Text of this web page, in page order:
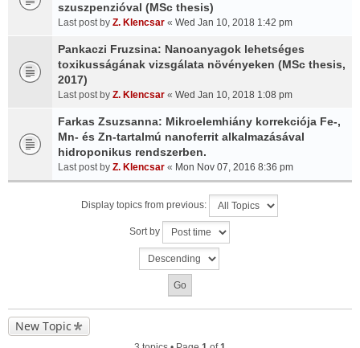
szuszpenzióval (MSc thesis)
Last post by Z. Klencsar « Wed Jan 10, 2018 1:42 pm
Pankaczi Fruzsina: Nanoanyagok lehetséges
toxikusságának vizsgálata növényeken (MSc thesis,
2017)
Last post by Z. Klencsar « Wed Jan 10, 2018 1:08 pm
Farkas Zsuzsanna: Mikroelemhiány korrekciója Fe-,
Mn- és Zn-tartalmú nanoferrit alkalmazásával
hidroponikus rendszerben.
Last post by Z. Klencsar « Mon Nov 07, 2016 8:36 pm
Display topics from previous:
Sort by
New Topic